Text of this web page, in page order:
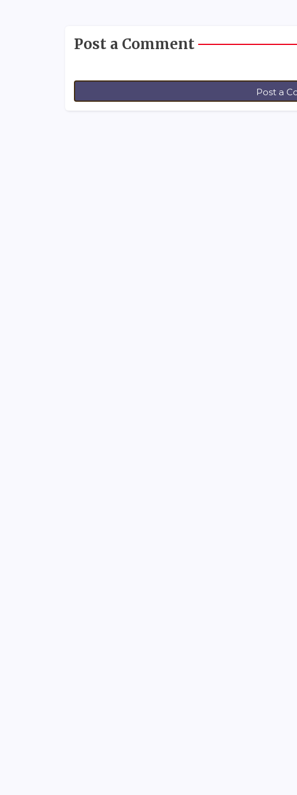
Post a Comment
Post a